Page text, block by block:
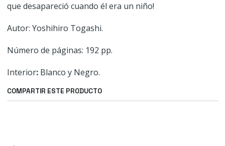
que desapareció cuando él era un niño!
Autor: Yoshihiro Togashi.
Número de páginas: 192 pp.
Interior: Blanco y Negro.
COMPARTIR ESTE PRODUCTO